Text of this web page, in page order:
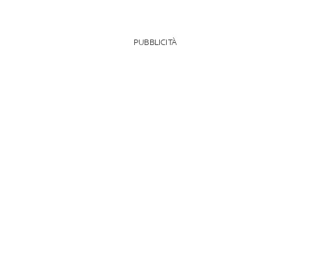
PUBBLICITÀ